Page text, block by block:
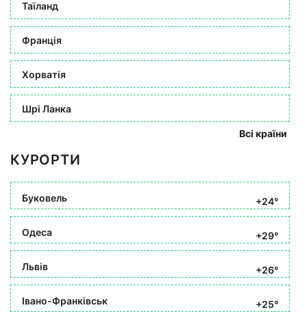
Таїланд
Франція
Хорватія
Шрі Ланка
Всі країни
КУРОРТИ
Буковель +24°
Одеса +29°
Львів +26°
Івано-Франківськ +25°